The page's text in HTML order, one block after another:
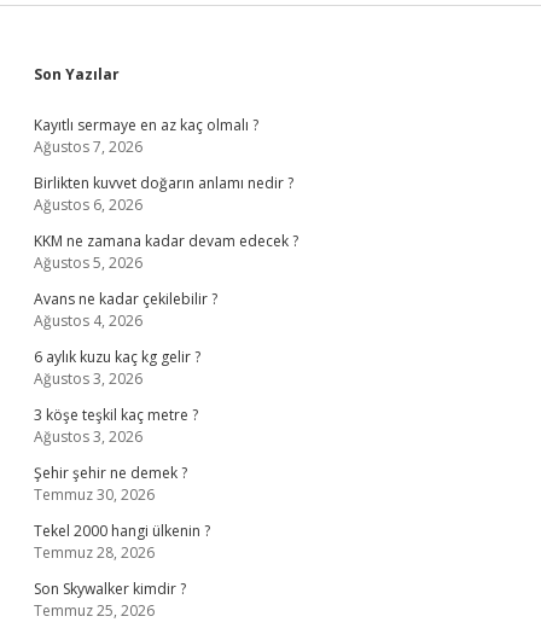
Sidebar
Son Yazılar
Kayıtlı sermaye en az kaç olmalı ?
Ağustos 7, 2026
Birlikten kuvvet doğarın anlamı nedir ?
Ağustos 6, 2026
KKM ne zamana kadar devam edecek ?
Ağustos 5, 2026
Avans ne kadar çekilebilir ?
Ağustos 4, 2026
6 aylık kuzu kaç kg gelir ?
Ağustos 3, 2026
3 köşe teşkil kaç metre ?
Ağustos 3, 2026
Şehir şehir ne demek ?
Temmuz 30, 2026
Tekel 2000 hangi ülkenin ?
Temmuz 28, 2026
Son Skywalker kimdir ?
Temmuz 25, 2026